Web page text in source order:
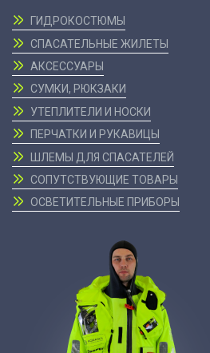
ГИДРОКОСТЮМЫ
СПАСАТЕЛЬНЫЕ ЖИЛЕТЫ
АКСЕССУАРЫ
СУМКИ, РЮКЗАКИ
УТЕПЛИТЕЛИ И НОСКИ
ПЕРЧАТКИ И РУКАВИЦЫ
ШЛЕМЫ ДЛЯ СПАСАТЕЛЕЙ
СОПУТСТВУЮЩИЕ ТОВАРЫ
ОСВЕТИТЕЛЬНЫЕ ПРИБОРЫ